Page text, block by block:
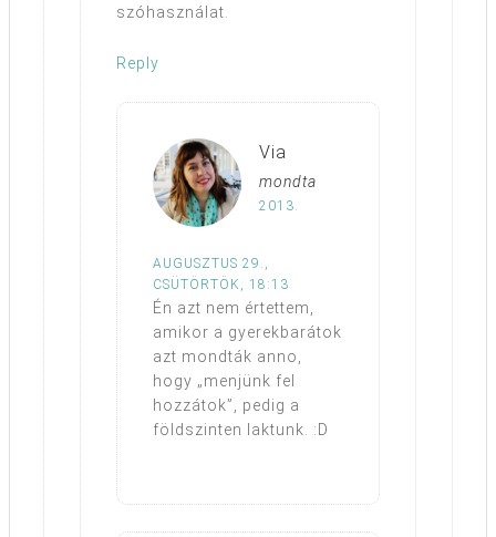
szóhasználat.
Reply
Via
mondta
2013.
AUGUSZTUS 29.,
CSÜTÖRTÖK, 18:13
Én azt nem értettem,
amikor a gyerekbarátok
azt mondták anno,
hogy „menjünk fel
hozzátok”, pedig a
földszinten laktunk. :D